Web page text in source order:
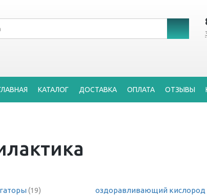
КАТАЛОГ ДОСТАВКА ОПЛАТА ОТЗЫВЫ
(19)
оздоравливающий кислород